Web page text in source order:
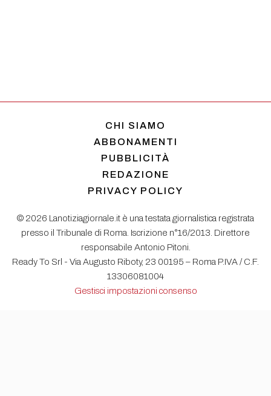
CHI SIAMO
ABBONAMENTI
PUBBLICITÀ
REDAZIONE
PRIVACY POLICY
© 2026 Lanotiziagiornale.it è una testata giornalistica registrata
presso il Tribunale di Roma. Iscrizione n°16/2013. Direttore
responsabile Antonio Pitoni.
Ready To Srl - Via Augusto Riboty, 23 00195 – Roma P.IVA / C.F.
13306081004
Gestisci impostazioni consenso